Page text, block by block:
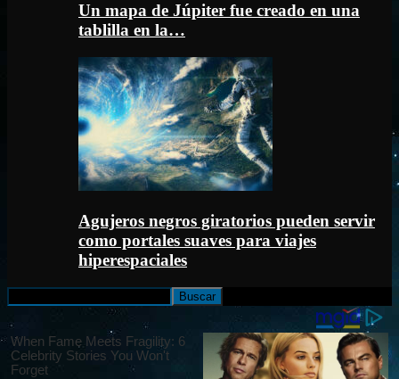
Un mapa de Júpiter fue creado en una
tablilla en la…
Agujeros negros giratorios pueden servir
como portales suaves para viajes
hiperespaciales